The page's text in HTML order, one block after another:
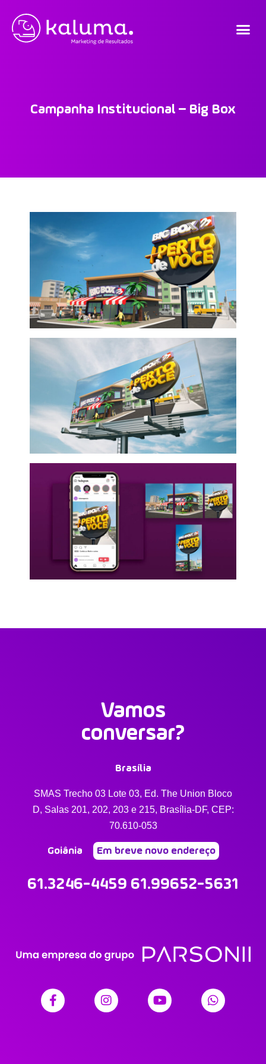
Campanha Institucional – Big Box
Vamos
conversar?
Brasília
SMAS Trecho 03 Lote 03, Ed. The Union Bloco
D, Salas 201, 202, 203 e 215, Brasília-DF, CEP:
70.610-053
Goiânia Em breve novo endereço
61.3246-4459 61.99652-5631